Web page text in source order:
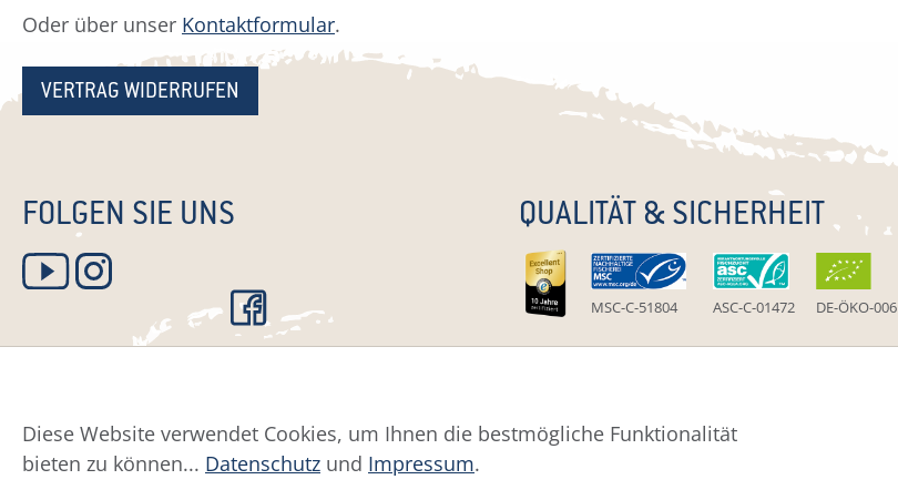
Oder über unser Kontaktformular.
VERTRAG WIDERRUFEN
FOLGEN SIE UNS QUALITÄT & SICHERHEIT
MSC-C-51804 ASC-C-01472 DE-ÖKO-006
Datenschutz Impressum Widerruf Widerrufsformular
Diese Website verwendet Cookies, um Ihnen die bestmögliche Funktionalität
bieten zu können... Datenschutz und Impressum.